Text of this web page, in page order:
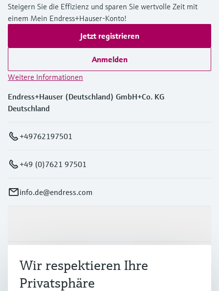
Steigern Sie die Effizienz und sparen Sie wertvolle Zeit mit
einem Mein Endress+Hauser-Konto!
Jetzt registrieren
Anmelden
Weitere Informationen
Endress+Hauser (Deutschland) GmbH+Co. KG
Deutschland
+49762197501
+49 (0)7621 97501
info.de@endress.com
Branchen
Wir respektieren Ihre
Privatsphäre